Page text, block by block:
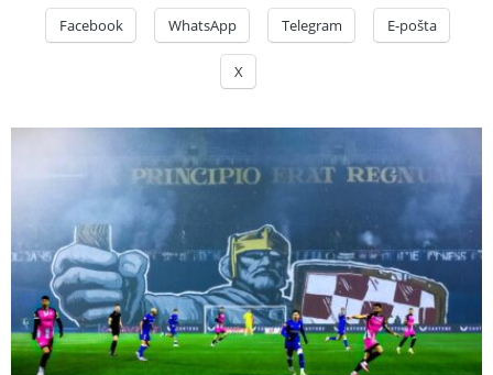
Facebook WhatsApp Telegram E-pošta
X